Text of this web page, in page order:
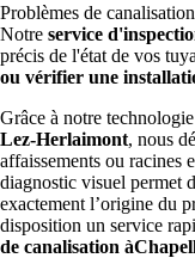
Problèmes de
Notre service
précis de l'état de vos
ou vérifier une
Grâce à notre technologie
Lez-Herlaimont, nous
affaissements ou racines
diagnostic visuel permet
exactement l’origine du
disposition un service
de canalisation